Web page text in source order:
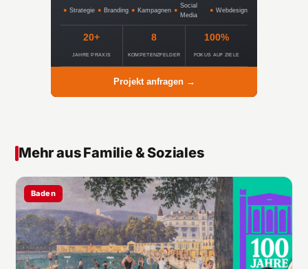
● Strategie ● Branding ● Kampagnen ●
Social
Media
● Webdesign
20+
JAHRE PRAXIS
8
KOMPETENZFELDER
100%
FOKUS AUF ZIELE
Projekt anfragen →
Mehr aus Familie & Soziales
Baden